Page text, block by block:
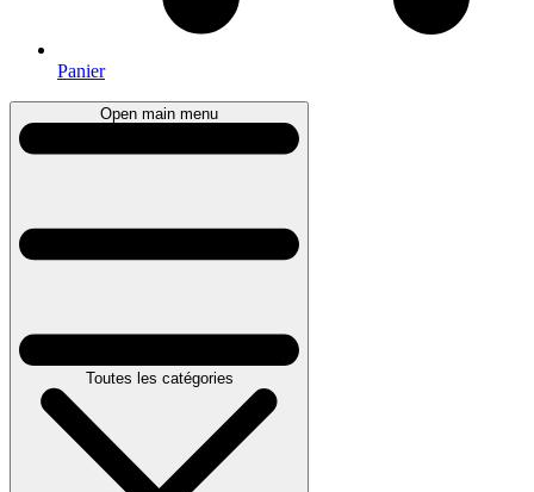
Panier
Open main menu
Toutes les catégories